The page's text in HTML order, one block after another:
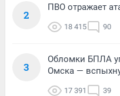
2
ПВО отражает
18 415 90
3
Обломки БПЛА
Омска —
17 391 39